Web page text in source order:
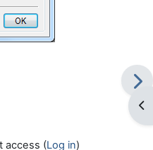
access (Log in)